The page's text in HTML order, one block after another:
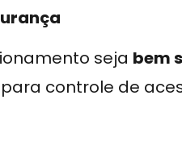
seja bem
controle de